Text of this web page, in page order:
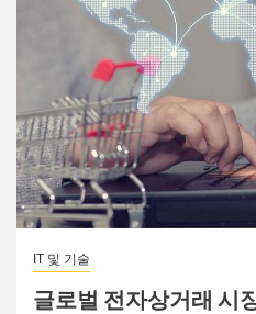
IT 및 기술
글로벌 전자상거래 시